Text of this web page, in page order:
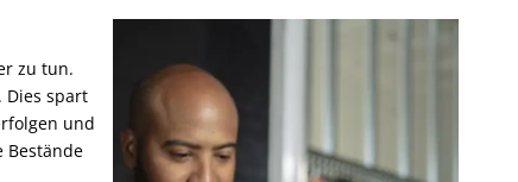
zu tun.
Dies spart
und
Bestände